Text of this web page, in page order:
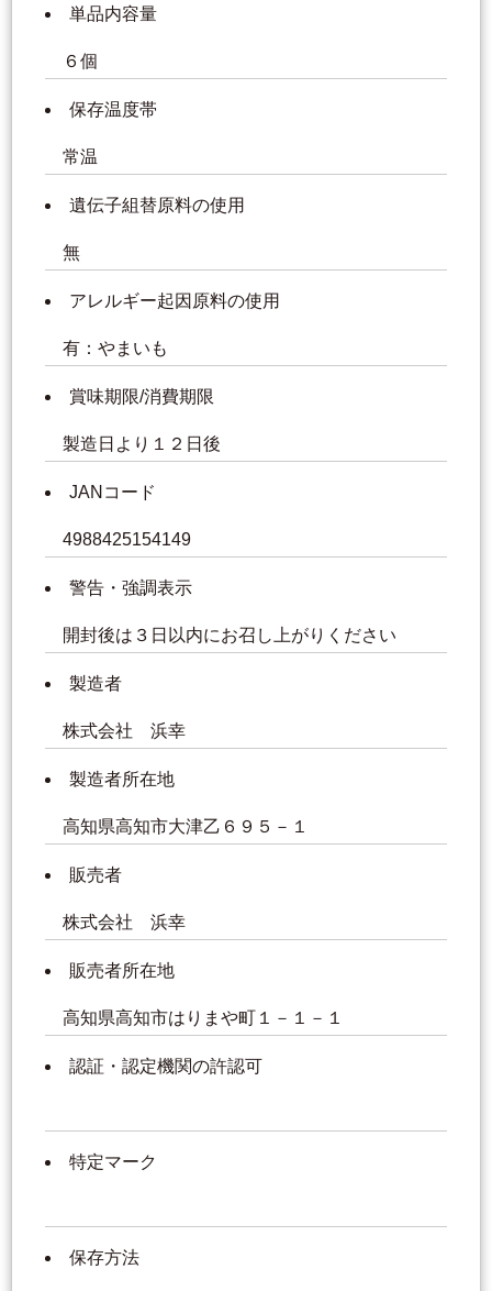
単品内容量
６個
保存温度帯
常温
遺伝子組替原料の使用
無
アレルギー起因原料の使用
有：やまいも
賞味期限/消費期限
製造日より１２日後
JANコード
4988425154149
警告・強調表示
開封後は３日以内にお召し上がりください
製造者
株式会社 浜幸
製造者所在地
高知県高知市大津乙６９５－１
販売者
株式会社 浜幸
販売者所在地
高知県高知市はりまや町１－１－１
認証・認定機関の許認可
特定マーク
保存方法